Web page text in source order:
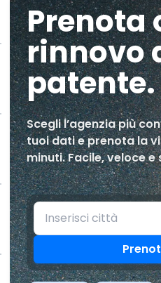
Prenota
rinnovo
patente.
Scegli l’agenzia più
tuoi dati e prenota la
minuti. Facile, veloce e